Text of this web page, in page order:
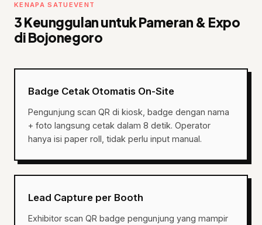
KENAPA SATUEVENT
3 Keunggulan untuk Pameran & Expo
di Bojonegoro
Badge Cetak Otomatis On-Site
Pengunjung scan QR di kiosk, badge dengan nama
+ foto langsung cetak dalam 8 detik. Operator
hanya isi paper roll, tidak perlu input manual.
Lead Capture per Booth
Exhibitor scan QR badge pengunjung yang mampir